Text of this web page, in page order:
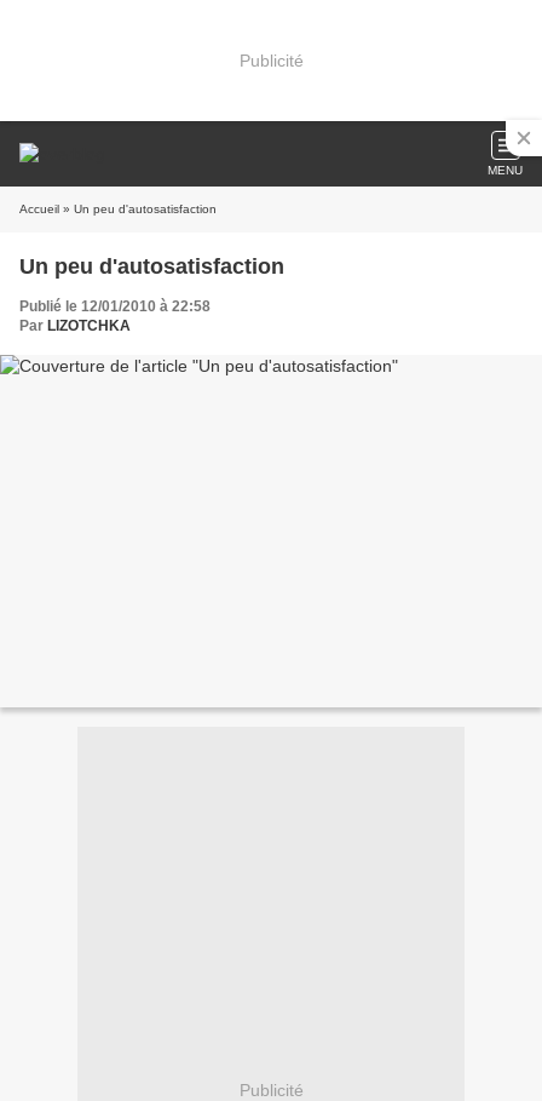
Publicité
MENU
Accueil » Un peu d'autosatisfaction
Un peu d'autosatisfaction
Publié le 12/01/2010 à 22:58
Par LIZOTCHKA
Publicité